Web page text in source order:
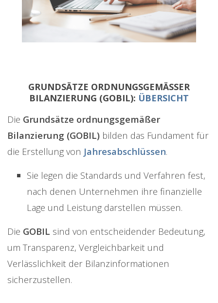
GRUNDSÄTZE ORDNUNGSGEMÄSSER B
ILANZIERUNG (GOBIL): ÜBERSICHT
Die Grundsätze ordnungsgemäßer
Bilanzierung (GOBIL) bilden das Fundament für
die Erstellung von Jahresabschlüssen.
Sie legen die Standards und Verfahren fest,
nach denen Unternehmen ihre finanzielle
Lage und Leistung darstellen müssen.
Die GOBIL sind von entscheidender Bedeutung,
um Transparenz, Vergleichbarkeit und
Verlässlichkeit der Bilanzinformationen
sicherzustellen.